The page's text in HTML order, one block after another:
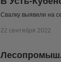
Свалку выявили на
22 сентября 2022